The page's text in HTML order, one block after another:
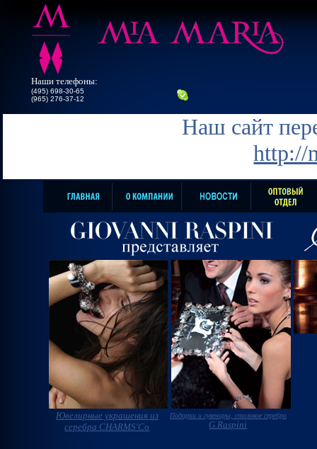
Наши телефоны:
(495) 698-30-65
(965) 276-37-12
Наш сайт
http://
Ювелирные украшения из
серебра CHARMS'Co
Подарки и сувениры, столовое серебро
G.Raspini